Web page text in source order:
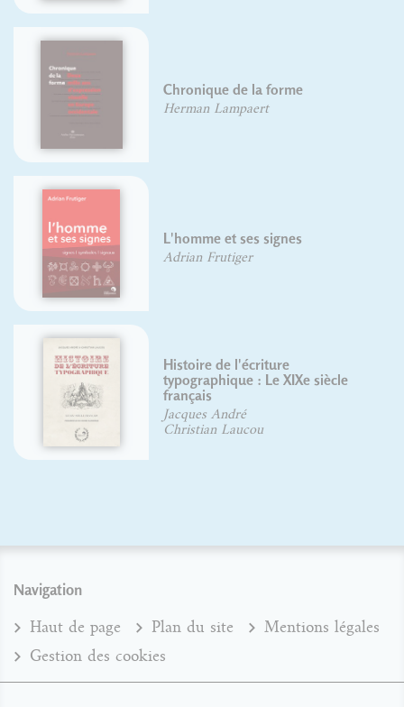
Chronique de la forme
Herman Lampaert
L'homme et ses signes
Adrian Frutiger
Histoire de l'écriture
typographique : Le XIXe siècle
français
Jacques André
Christian Laucou
Navigation
Haut de page Plan du site
Mentions légales
Gestion des cookies